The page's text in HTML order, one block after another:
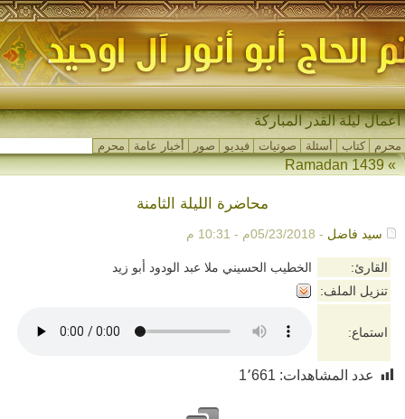
أعمال ليلة القدر المباركة
محرم كتاب أسئلة صوتيات فيديو صور أخبار عامة محرم
»
Ramadan 1439
محاضرة الليلة الثامنة
سيد فاضل - 05/23/2018م - 10:31 م
القارئ:
الخطيب الحسيني ملا عبد الودود أبو زيد
تنزيل الملف:
استماع:
عدد المشاهدات: 1٬661